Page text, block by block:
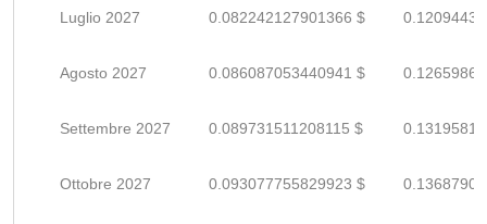
Luglio 2027 0.082242127901366 $
Agosto 2027 0.086087053440941 $
Settembre 2027 0.089731511208115 $
Ottobre 2027 0.093077755829923 $